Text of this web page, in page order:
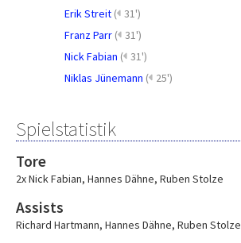
Erik Streit ( 31')
Franz Parr ( 31')
Nick Fabian ( 31')
Niklas Jünemann ( 25')
Spielstatistik
Tore
2x Nick Fabian, Hannes Dähne, Ruben Stolze
Assists
Richard Hartmann, Hannes Dähne, Ruben Stolze